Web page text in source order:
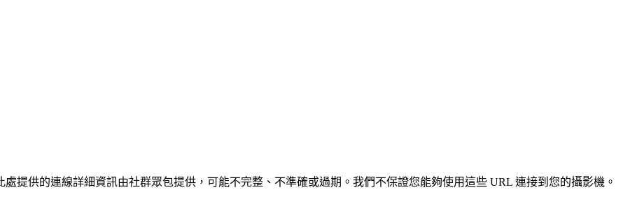
處提供的連線詳細資訊由社群眾包提供，可能不完整、不準確或過期。我們不保證您能夠使用這些 URL 連接到您的攝影機。